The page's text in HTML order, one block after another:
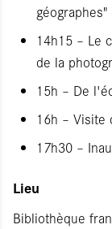
14h15 – Le
de la
15h – De
16h – Visite
17h30 –
Lieu
Bibliothèque